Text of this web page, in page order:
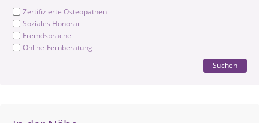
Zertifizierte Osteopathen
Soziales Honorar
Fremdsprache
Online-Fernberatung
Suchen